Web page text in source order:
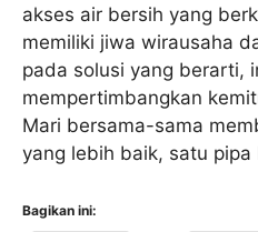
akses air bersih yang
memiliki jiwa wirausaha
pada solusi yang berarti,
mempertimbangkan
Mari bersama-sama
yang lebih baik, satu
Bagikan ini: